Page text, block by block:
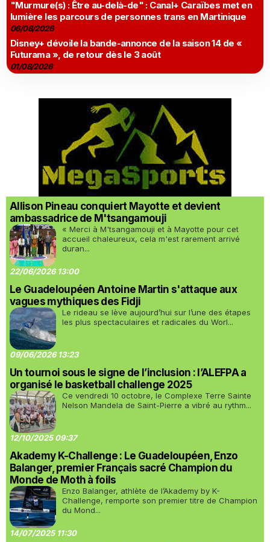
"Murmure(s) : Être au-delà-de" : Canal+ Caraïbes met en
lumière les parcours de personnes trans en Martinique
06/08/2026
Disney+ dévoile la bande-annonce de la saison 14 de «
Futurama », de retour dès le 3 août
01/08/2026
Allison Pineau conquiert Mayotte et devient
ambassadrice de M'tsangamouji
« Merci à M'tsangamouji et à Mayotte pour cet
accueil chaleureux, cela m'est rarement arrivé
duran...
22/06/2026 13:00
Le Guadeloupéen Antoine Martin s'attaque aux
vagues mythiques des Fidji
Le rideau se lève aujourd’hui sur l’une des étapes
les plus spectaculaires et radicales du Worl...
09/06/2026 13:23
Un tournoi sous le signe de l’inclusion : l’ALEFPA a
organisé le basketball challenge 2025
Ce vendredi 10 octobre, le Complexe Terre Sainte
Nelson Mandela de Saint-Pierre a vibré au rythm...
12/10/2025 09:37
Akademy K-Challenge : Le Guadeloupéen, Enzo
Balanger, premier Français sacré Champion du
Monde de Moth à foils
Enzo Balanger, athlète de l’Akademy by K-
Challenge, remporte son premier titre de Champion
du Mond...
14/07/2025 11:30